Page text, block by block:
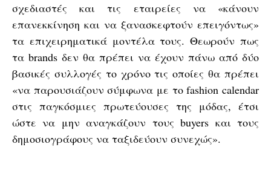
σχεδιαστές και τις εταιρείες να «κάνουν
επανεκκίνηση και να ξανασκεφτούν επειγόντως»
τα επιχειρηματικά μοντέλα τους. Θεωρούν πως
τα brands δεν θα πρέπει να έχουν πάνω από δύο
βασικές συλλογές το χρόνο τις οποίες θα πρέπει
«να παρουσιάζουν σύμφωνα με το fashion calendar
στις παγκόσμιες πρωτεύουσες της μόδας, έτσι
ώστε να μην αναγκάζουν τους buyers και τους
δημοσιογράφους να ταξιδεύουν συνεχώς».